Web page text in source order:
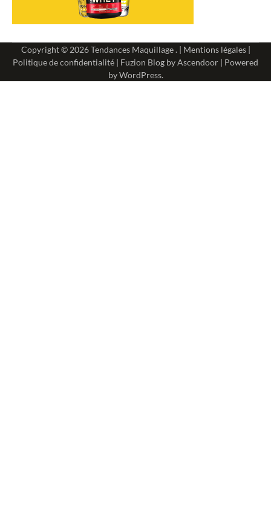
Copyright © 2026Tendances Maquillage. | Mentions légales|
Politique de confidentialité | Fuzion Blog byAscendoor | Powered
byWordPress.